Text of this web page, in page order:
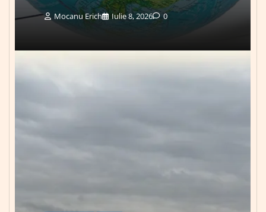
Mocanu Erich Iulie 8, 2026 0